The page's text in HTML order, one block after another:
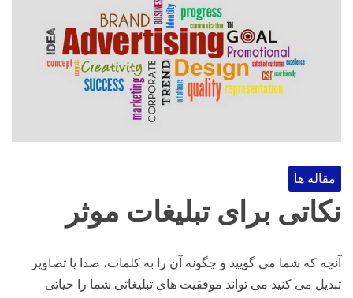
مقاله ها
نکاتی برای تبلیغات موثر
آنچه که شما می گویید و چگونه آن را به کلمات، صدا یا تصاویر
تبدیل می کنید می تواند موفقیت های تبلیغاتی شما را حیاتی